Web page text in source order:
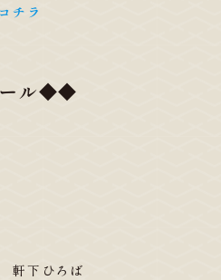
コチラ
ル◆◆
軒下ひろば